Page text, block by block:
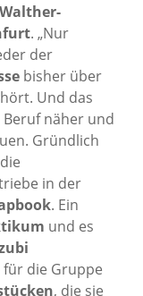
Walther-
. „Nur
der
bisher über
Und das
Beruf näher und
Gründlich
in der
. Ein
und es
die Gruppe
, die sie